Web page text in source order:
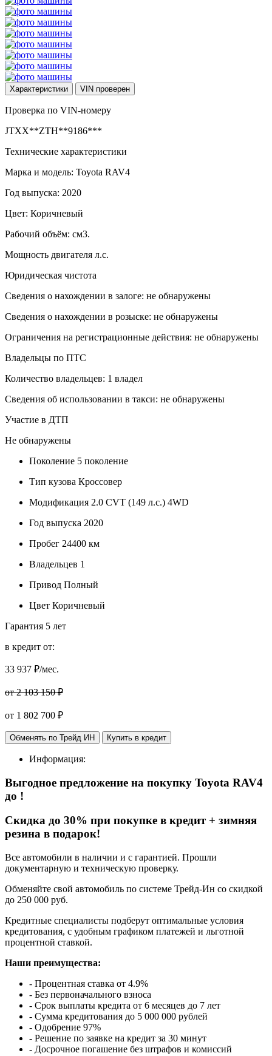
Характеристики VIN проверен
Проверка по VIN-номеру
JTXX**ZTH**9186***
Технические характеристики
Марка и модель: Toyota RAV4
Год выпуска: 2020
Цвет: Коричневый
Рабочий объём: см3.
Мощность двигателя л.с.
Юридическая чистота
Сведения о нахождении в залоге: не обнаружены
Сведения о нахождении в розыске: не обнаружены
Ограничения на регистрационные действия: не обнаружены
Владельцы по ПТС
Количество владельцев: 1 владел
Сведения об использовании в такси: не обнаружены
Участие в ДТП
Не обнаружены
Поколение 5 поколение
Тип кузова Кроссовер
Модификация 2.0 CVT (149 л.с.) 4WD
Год выпуска 2020
Пробег 24400 км
Владельцев 1
Привод Полный
Цвет Коричневый
Гарантия 5 лет
в кредит от:
33 937 ₽/мес.
от 2 103 150 ₽
от 1 802 700 ₽
Обменять по Трейд ИН Купить в кредит
Информация:
Выгодное предложение на покупку Toyota RAV4
до !
Cкидка до 30% при покупке в кредит + зимняя
резина в подарок!
Все автомобили в наличии и с гарантией. Прошли
документарную и техническую проверку.
Обменяйте свой автомобиль по системе Трейд-Ин со скидкой
до 250 000 руб.
Кредитные специалисты подберут оптимальные условия
кредитования, с удобным графиком платежей и льготной
процентной ставкой.
Наши преимущества:
- Процентная ставка от 4.9%
- Без первоначального взноса
- Срок выплаты кредита от 6 месяцев до 7 лет
- Сумма кредитования до 5 000 000 рублей
- Одобрение 97%
- Решение по заявке на кредит за 30 минут
- Досрочное погашение без штрафов и комиссий